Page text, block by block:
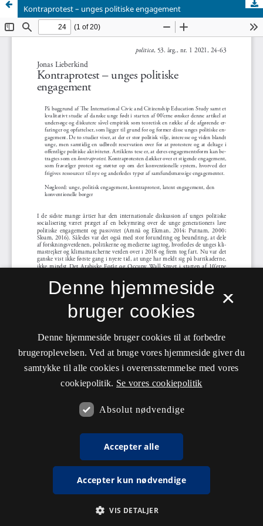
Kontraprotest – unges politiske engagement
×
Denne hjemmeside
bruger cookies
Denne hjemmeside bruger cookies til at forbedre
brugeroplevelsen. Ved at bruge vores hjemmeside giver du
samtykke til alle cookies i overensstemmelse med vores
cookiepolitik. Se vores cookiepolitik
Absolut nødvendige
Accepter alle
Accepter kun nødvendige
VIS DETALJER